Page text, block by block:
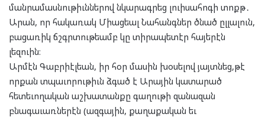
մանրամասնութիւններով նկարագրեց լուիսահոգի տոքթ․
Արան, որ հակառակ Միացեալ Նահանգներ ծնած ըլլալուն,
բացառիկ ճշգրտութեամբ կը տիրապետէր հայերէն
լեզուին։
Արմէն Գաբրիէլեան, իր հօր մասին խօսելով յայտնեց,թէ
որքան տպաւորութիւն ձգած է Արային կատարած
հետեւողական աշխատանքը գաղութի զանազան
բնագաւառներէն (ազգային, քաղաքական եւ